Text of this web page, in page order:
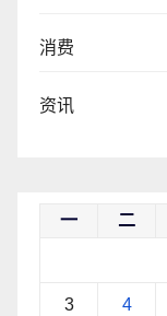
消费
资讯
一 二
3 4